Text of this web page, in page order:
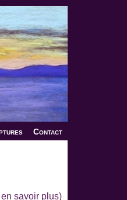
Contact
savoir plus)